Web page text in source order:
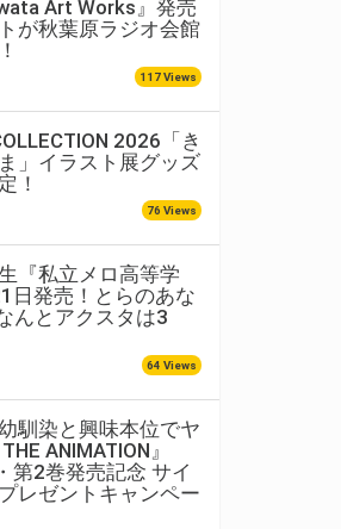
Art Works』発売
が秋葉原ラジオ会館
117 Views
2026「き
」イラスト展グッズ
！
76 Views
『私立メロ高等学
日発売！とらのあな
んとアクスタは3
64 Views
馴染と興味本位でヤ
ANIMATION』
第2巻発売記念 サイ
レゼントキャンペー